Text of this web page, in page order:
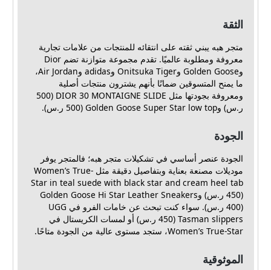
الثقة
متجر هبه يبني ثقته على انتقائه للمنتجات من علامات تجارية
معروفة ومطلوبة عالميًا. تقدم مجموعة متوازنة تضم Dior
وGolden Goose وOnitsuka Tiger وadidas وAir Jordan،
ما يمنح المتسوقين ضمانًا بأنهم يشترون منتجات أصلية
ومعروفة بجودتها مثل DIOR 30 MONTAIGNE SLIDE (500
ر.س) وGolden Goose Super Star low top (500 ر.س).
الجودة
الجودة عنصر أساسي في تشكيلات متجر هبه؛ فالمتجر يوفر
موديلات مصنعة بعناية وبتفاصيل دقيقة مثل Women’s True-
Star in teal suede with black star and cream heel tab
(450 ر.س) وGolden Goose Hi Star Leather Sneakers
(400 ر.س). سواء كنت تبحث عن خامات الفرو في UGG
Tasman slippers (450 ر.س) أو لمسات الكريستال في
Women’s True-Star، ستجد مستوى عالية من الجودة متاحًا.
الموثوقية